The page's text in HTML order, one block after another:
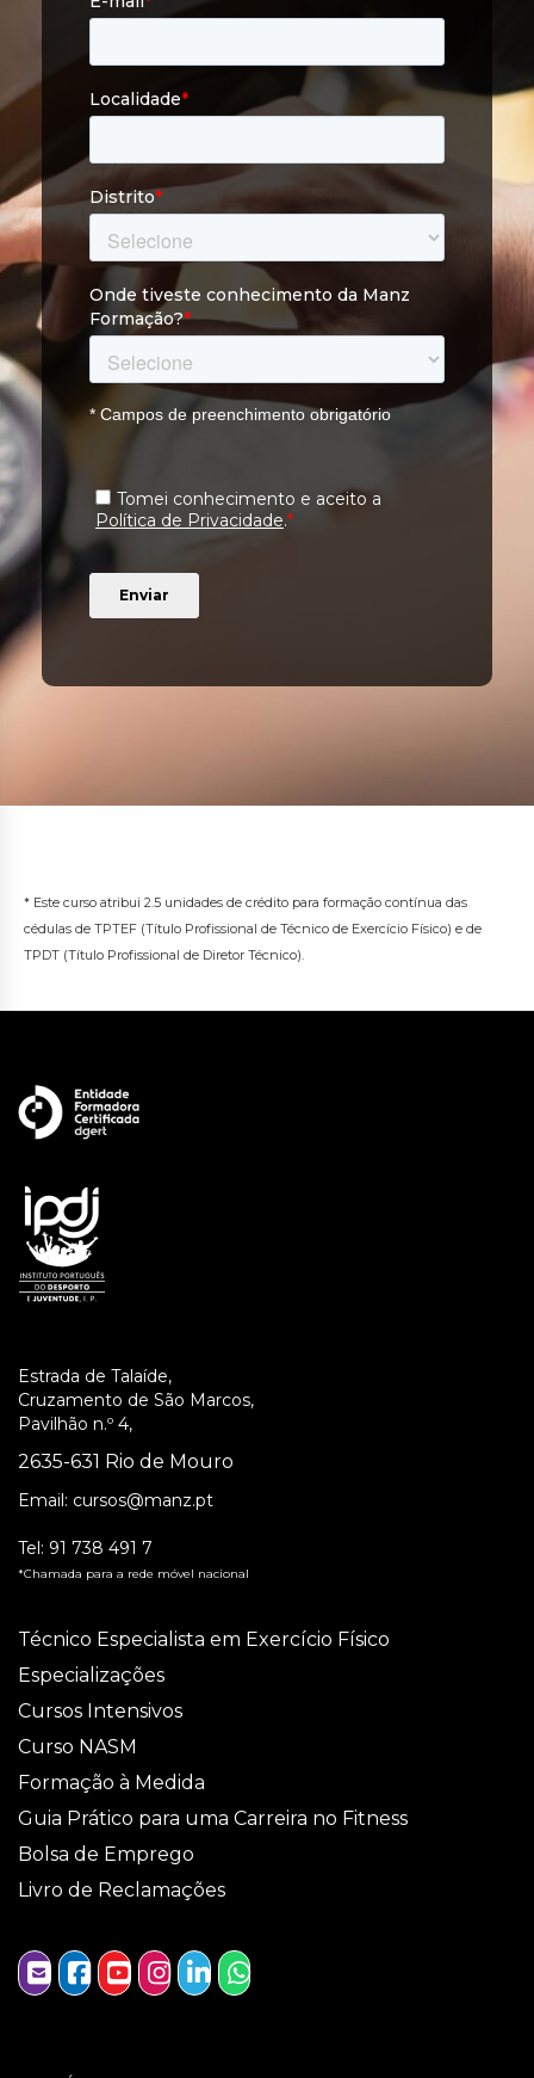
* Este curso atribui 2.5 unidades de crédito para formação contínua das
cédulas de TPTEF (Título Profissional de Técnico de Exercício Físico) e de
TPDT (Título Profissional de Diretor Técnico).
Estrada de Talaíde,
Cruzamento de São Marcos,
Pavilhão n.º 4,
2635-631 Rio de Mouro
Email: cursos@manz.pt
Tel: 91 738 491 7
*Chamada para a rede móvel nacional
Técnico Especialista em Exercício Físico
Especializações
Cursos Intensivos
Curso NASM
Formação à Medida
Guia Prático para uma Carreira no Fitness
Bolsa de Emprego
Livro de Reclamações